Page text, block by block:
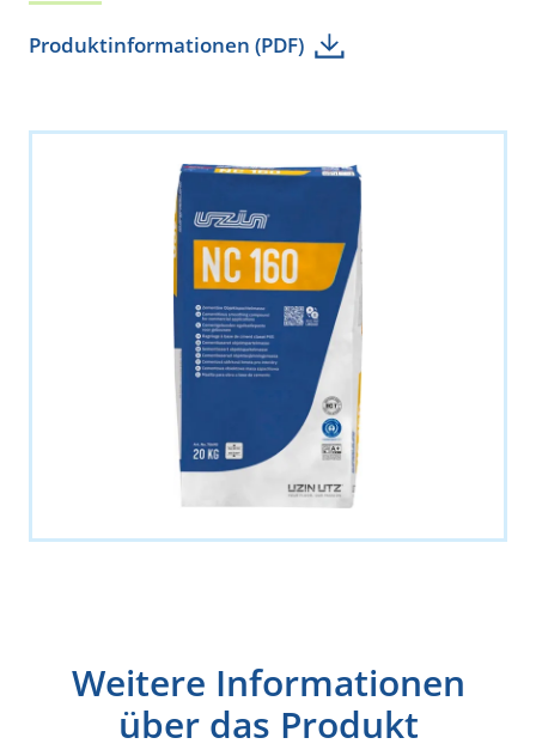
Produktinformationen (PDF)
Weitere Informationen
über das Produkt